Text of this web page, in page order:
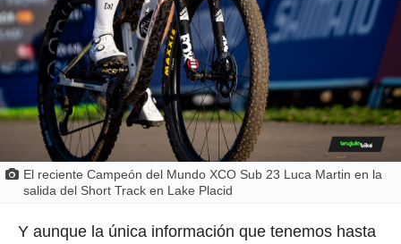
El reciente Campeón del Mundo XCO Sub 23 Luca Martin en la
salida del Short Track en Lake Placid
Y aunque la única información que tenemos hasta